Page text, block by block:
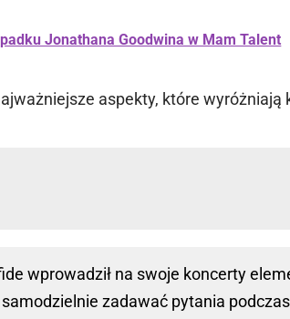
Jonathana Goodwina w Mam Talent
aspekty, które wyróżniają
wprowadził na swoje koncerty
zadawać pytania podczas